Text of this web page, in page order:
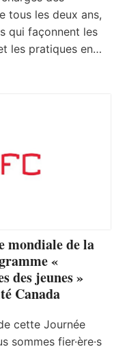
tous les deux ans,
qui façonnent les
les pratiques en…
mondiale de la
«
des jeunes »
Canada
cette Journée
sommes fier·ère·s